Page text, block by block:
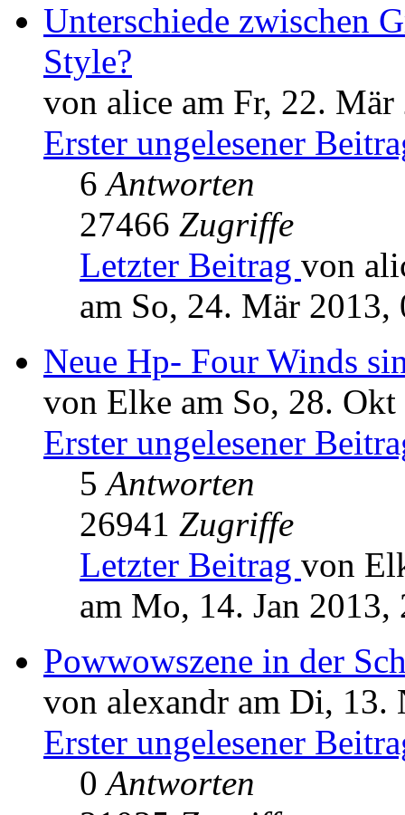
Unterschiede zwischen
Style?
von alice am Fr, 22.
Erster ungelesener
6Antworten
27466 Zugriffe
Letzter Beitrag von
am So, 24. Mär 2013,
Neue Hp- Four Winds
von Elke am So, 28.
Erster ungelesener
5Antworten
26941 Zugriffe
Letzter Beitrag von
am Mo, 14. Jan 2013,
Powwowszene in der
von alexandr am Di, 13.
Erster ungelesener
0Antworten